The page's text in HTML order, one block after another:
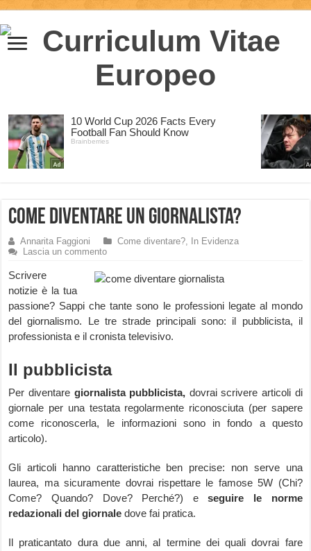
Come diventare un giornalista?
Annarita Faggioni Come diventare?,
In Evidenza
Lascia un commento
Scrivere
notizie è la tua
passione? Sappi che tante sono le professioni legate al mondo
del giornalismo. Le tre strade principali sono: il pubblicista, il
professionista e il cronista televisivo.
Il pubblicista
Per diventare giornalista pubblicista, dovrai scrivere articoli di
giornale per una testata regolarmente riconosciuta (per sapere
come riconoscerla, le informazioni sono in fondo a questo
articolo).
Gli articoli hanno caratteristiche ben precise: non serve una
laurea, ma sicuramente dovrai rispettare le famose 5W (Chi?
Come? Quando? Dove? Perché?) eseguire le norme
redazionali del giornale dove fai pratica.
Il praticantato dura due anni, al termine dei quali dovrai fare